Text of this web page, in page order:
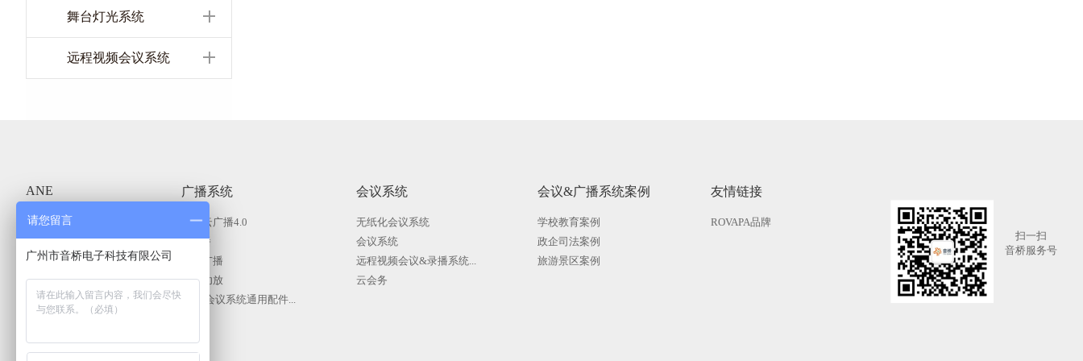
舞台灯光系统
远程视频会议系统
ANE
商用显示系统
KVM分布式系统
公共广播系统
会议（无纸化）系统
舞台灯光系统
专业扩声系统
录播系统
广播系统
智慧云广播4.0
IP广播
智能广播
广播功放
广播|会议系统通用配件...
会议系统
无纸化会议系统
会议系统
远程视频会议&录播系统...
云会务
会议&广播系统案例
学校教育案例
政企司法案例
旅游景区案例
友情链接
ROVAPA品牌
扫一扫
音桥服务号
请您留言
广州市音桥电子科技有限公司